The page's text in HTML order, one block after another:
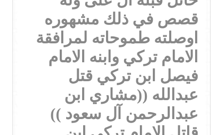
قصص في ذلك مشهوره
اوصلته طموحاته لمرافقة
الامام تركي وابنه الامام
فيصل ابن تركي قتل
عبدالله ((مشاري ابن
عبدالرحمن آل سعود ))